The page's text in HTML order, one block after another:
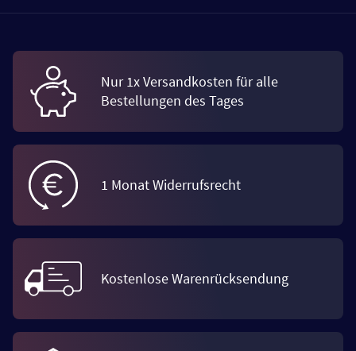
Nur 1x Versandkosten für alle
Bestellungen des Tages
1 Monat Widerrufsrecht
Kostenlose Warenrücksendung